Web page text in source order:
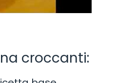
croccanti: